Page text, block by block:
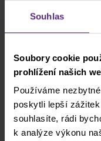
Souhlas
Soubory cookie
prohlížení našich
Používáme
poskytli lepší
souhlasíte, rádi
k analýze výkonu
Dnes nás čeká
16:30Zásoby